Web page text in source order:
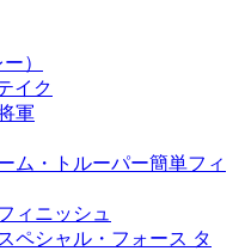
）
イク
軍
ム・トルーパー簡単フィ
ィニッシュ
ペシャル・フォース タ